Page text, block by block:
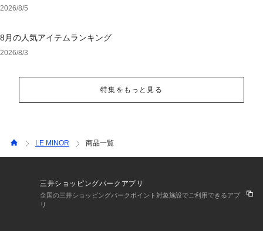
ェア
2026/8/5
8月の人気アイテムランキング
2026/8/3
特集をもっと見る
LE MINOR 商品一覧
三井ショッピングパークアプリ
全国の三井ショッピングパークポイント対象施設でご利用できるアプ
リ